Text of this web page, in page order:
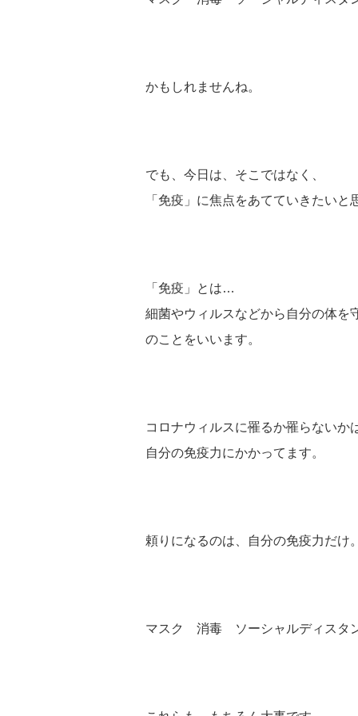
かもしれませんね。
でも、今日は、そこではなく、
「免疫」に焦点をあてていきたいと
「免疫」とは…
細菌やウィルスなどから自分の体を
のことをいいます。
コロナウィルスに罹るか罹らないか
自分の免疫力にかかってます。
頼りになるのは、自分の免疫力だけ。
マスク 消毒 ソーシャルディスタ